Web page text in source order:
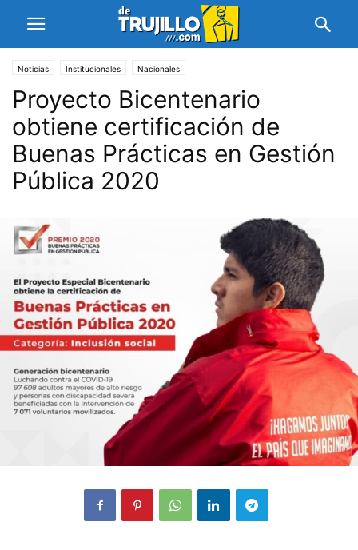
Noticias Institucionales Nacionales
Proyecto Bicentenario
obtiene certificación de
Buenas Prácticas en Gestión
Pública 2020